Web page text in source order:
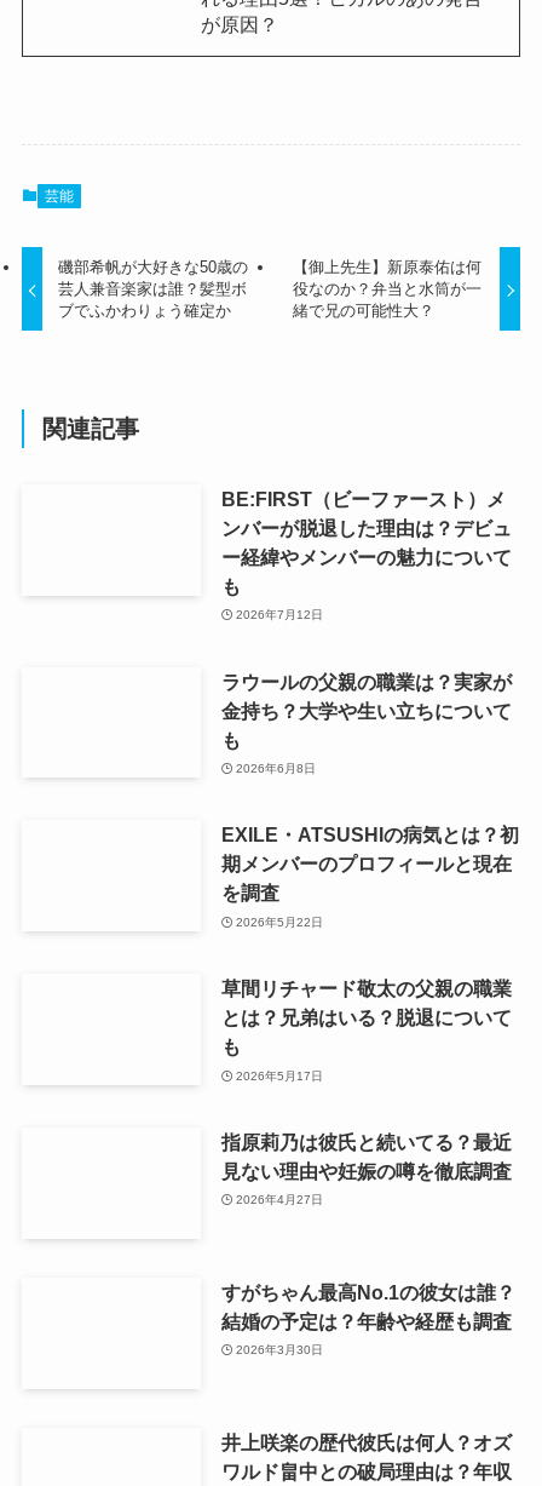
が原因？
芸能
磯部希帆が大好きな50歳の
芸人兼音楽家は誰？髪型ボ
ブでふかわりょう確定か
【御上先生】新原泰佑は何
役なのか？弁当と水筒が一
緒で兄の可能性大？
関連記事
BE:FIRST（ビーファースト）メ
ンバーが脱退した理由は？デビュ
ー経緯やメンバーの魅力について
も
2026年7月12日
ラウールの父親の職業は？実家が
金持ち？大学や生い立ちについて
も
2026年6月8日
EXILE・ATSUSHIの病気とは？初
期メンバーのプロフィールと現在
を調査
2026年5月22日
草間リチャード敬太の父親の職業
とは？兄弟はいる？脱退について
も
2026年5月17日
指原莉乃は彼氏と続いてる？最近
見ない理由や妊娠の噂を徹底調査
2026年4月27日
すがちゃん最高No.1の彼女は誰？
結婚の予定は？年齢や経歴も調査
2026年3月30日
井上咲楽の歴代彼氏は何人？オズ
ワルド畠中との破局理由は？年収